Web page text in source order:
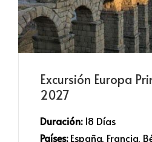
Excursión Europa
2027
Duración: 18 Días
Países: España, Francia,